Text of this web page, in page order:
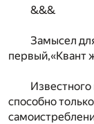
&&&
Замысел
способно